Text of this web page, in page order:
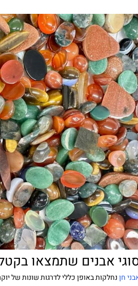
אבנים שתמצאו
חןנחלקות באופן כללי לדרגות שונות של